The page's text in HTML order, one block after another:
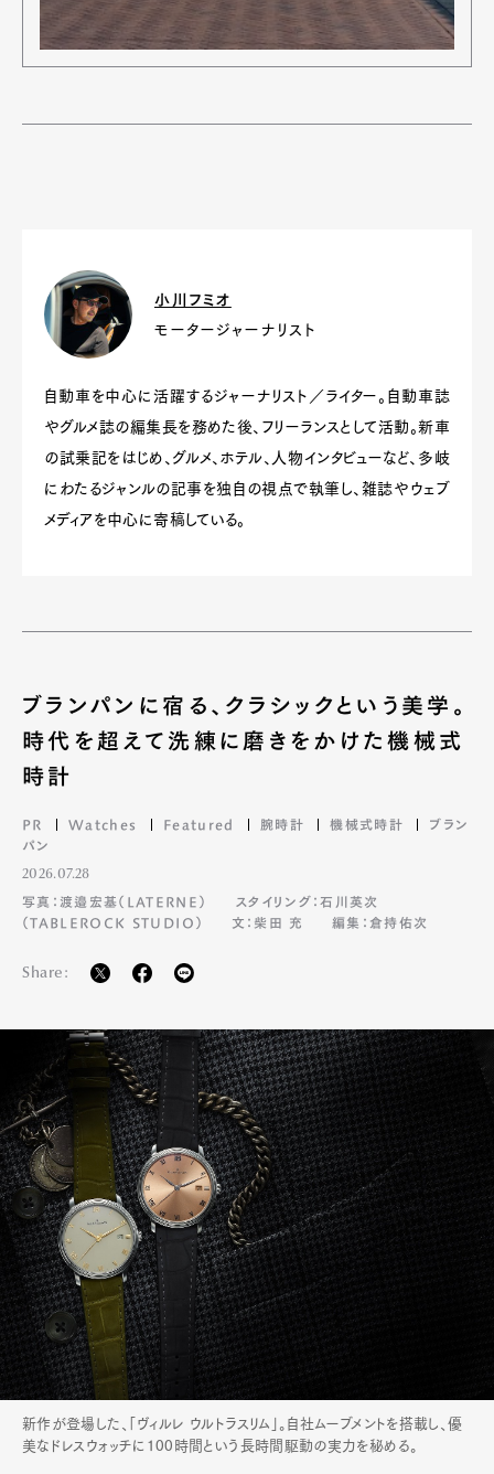
小川フミオ
モータージャーナリスト
自動車を中心に活躍するジャーナリスト／ライター。自動車誌
やグルメ誌の編集長を務めた後、フリーランスとして活動。新車
の試乗記をはじめ、グルメ、ホテル、人物インタビューなど、多岐
にわたるジャンルの記事を独自の視点で執筆し、雑誌やウェブ
メディアを中心に寄稿している。
ブランパンに宿る、クラシックという美学。
時代を超えて洗練に磨きをかけた機械式
時計
PR Watches Featured 腕時計 機械式時計
ブラン
パン
2026.07.28
写真：渡邉宏基（LATERNE）
スタイリング：石川英次
（TABLEROCK STUDIO）
文：柴田 充 編集：倉持佑次
Share:
新作が登場した、「ヴィルレ ウルトラスリム」。自社ムーブメントを搭載し、優
美なドレスウォッチに100時間という長時間駆動の実力を秘める。